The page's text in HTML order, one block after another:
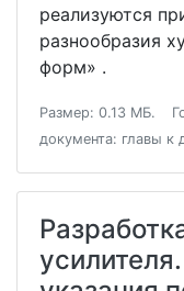
реализуются
разнообразия
форм» .
Размер: 0.13 МБ.
документа: главы к